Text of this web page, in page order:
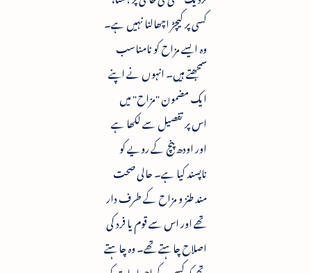
کسی پر کیچڑ اچھالنا نہیں ہے۔
وہ ایسے مزاح کو نامناسب
سمجھتے ہیں۔ انہوں نے اپنے
ایک مضمون "مزاح" میں
اس پر تفصیل سے لکھا ہے
اور اودھ پنچ کے رویے کو
ناپسند کیا ہے۔ حالی صحت
مند طنز و مزاح کے طرف دار
تھے اور اس سے قوم یا فرد کی
اصلاح چاہتے تھے۔ وہ چاہتے